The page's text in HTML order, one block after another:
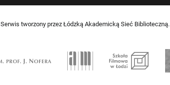
Serwis tworzony przez Łódzką Akademicką Sieć Biblioteczną.